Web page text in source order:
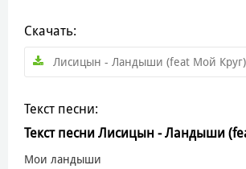
Скачать:
Лисицын - Ландыши (feat Мой
Текст песни:
Текст песни Лисицын - Ландыши
Мои ландыши